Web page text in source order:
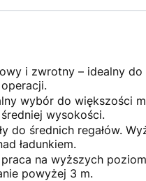
i zwrotny – idealny do
wybór do większości
średniej wysokości.
do średnich regałów.
ładunkiem.
na wyższych
powyżej 3 m.